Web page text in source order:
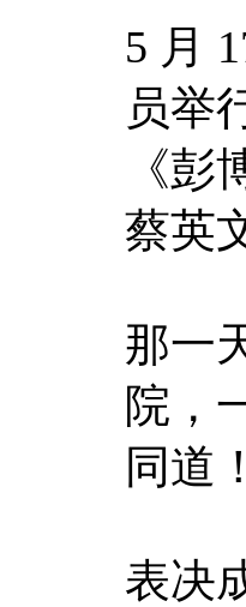
5 月
员举
《
蔡英
那一
院，
同道
表决